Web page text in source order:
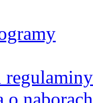
regulaminy
o naborach